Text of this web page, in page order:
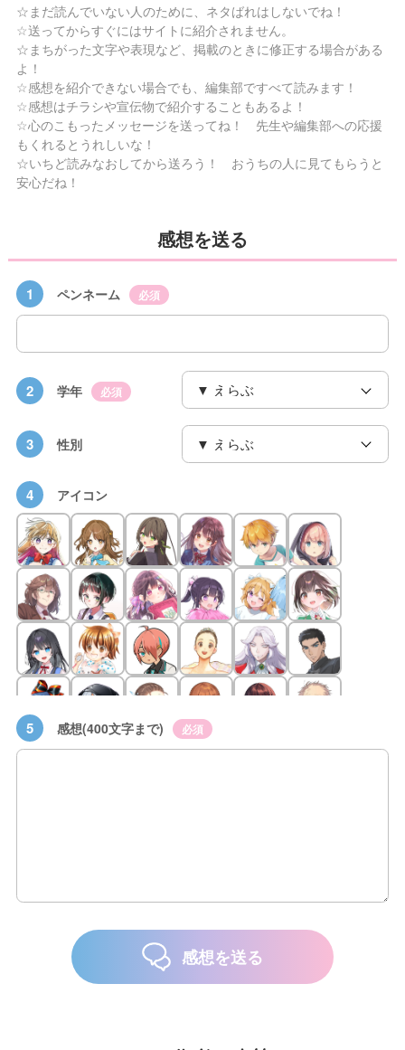
☆まだ読んでいない人のために、ネタばれはしないでね！
☆送ってからすぐにはサイトに紹介されません。
☆まちがった文字や表現など、掲載のときに修正する場合がある
よ！
☆感想を紹介できない場合でも、編集部ですべて読みます！
☆感想はチラシや宣伝物で紹介することもあるよ！
☆心のこもったメッセージを送ってね！ 先生や編集部への応援
もくれるとうれしいな！
☆いちど読みなおしてから送ろう！ おうちの人に見てもらうと
安心だね！
感想を送る
1 ペンネーム 必須
2 学年 必須
3 性別
4 アイコン
5 感想(400文字まで) 必須
感想を送る